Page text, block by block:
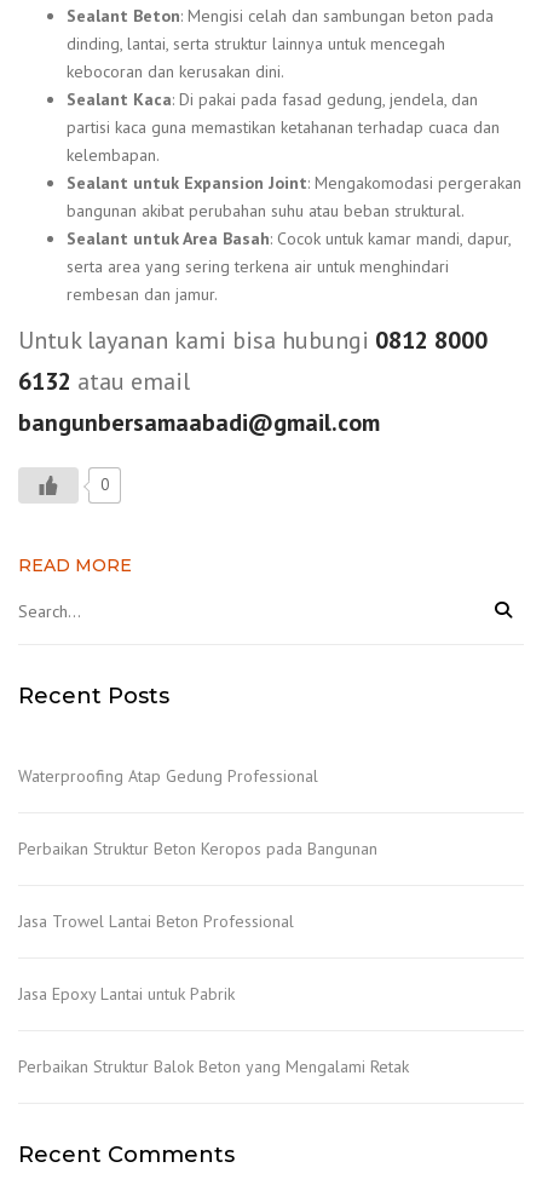
Sealant Beton: Mengisi celah dan sambungan beton pada
dinding, lantai, serta struktur lainnya untuk mencegah
kebocoran dan kerusakan dini.
Sealant Kaca: Di pakai pada fasad gedung, jendela, dan
partisi kaca guna memastikan ketahanan terhadap cuaca dan
kelembapan.
Sealant untuk Expansion Joint: Mengakomodasi pergerakan
bangunan akibat perubahan suhu atau beban struktural.
Sealant untuk Area Basah: Cocok untuk kamar mandi, dapur,
serta area yang sering terkena air untuk menghindari
rembesan dan jamur.
Untuk layanan kami bisa hubungi 0812 8000
6132 atau email
bangunbersamaabadi@gmail.com
0
READ MORE
Recent Posts
Waterproofing Atap Gedung Professional
Perbaikan Struktur Beton Keropos pada Bangunan
Jasa Trowel Lantai Beton Professional
Jasa Epoxy Lantai untuk Pabrik
Perbaikan Struktur Balok Beton yang Mengalami Retak
Recent Comments